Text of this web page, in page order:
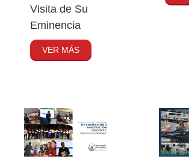
Visita de Su
Eminencia
VER MÁS